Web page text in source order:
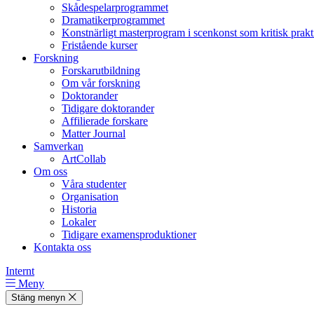
Skådespelarprogrammet
Dramatikerprogrammet
Konstnärligt masterprogram i scenkonst som kritisk
Fristående kurser
Forskning
Forskarutbildning
Om vår forskning
Doktorander
Tidigare doktorander
Affilierade forskare
Matter Journal
Samverkan
ArtCollab
Om oss
Våra studenter
Organisation
Historia
Lokaler
Tidigare examensproduktioner
Kontakta oss
Internt
Meny
Stäng menyn